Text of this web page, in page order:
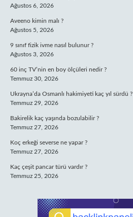
Ağustos 6, 2026
Aveeno kimin malı ?
Ağustos 5, 2026
9 sınıf fizik ivme nasıl bulunur ?
Ağustos 3, 2026
60 inç TV’nin en boy ölçüleri nedir ?
Temmuz 30, 2026
Ukrayna’da Osmanlı hakimiyeti kaç yıl sürdü ?
Temmuz 29, 2026
Bakirelik kaç yaşında bozulabilir ?
Temmuz 27, 2026
Koç erkeği severse ne yapar ?
Temmuz 27, 2026
Kaç çeşit pancar türü vardır ?
Temmuz 25, 2026